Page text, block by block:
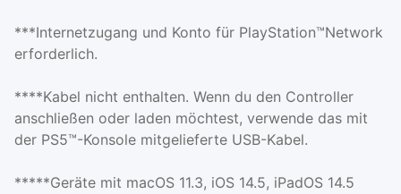
***Internetzugang und Konto für PlayStation™Network
erforderlich.
****Kabel nicht enthalten. Wenn du den Controller
anschließen oder laden möchtest, verwende das mit
der PS5™-Konsole mitgelieferte USB-Kabel.
*****Geräte mit macOS 11.3, iOS 14.5, iPadOS 14.5